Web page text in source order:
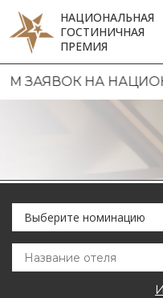
НАЦИОНАЛЬНАЯ
ГОСТИНИЧНАЯ
ПРЕМИЯ
НА
Выберите номинацию